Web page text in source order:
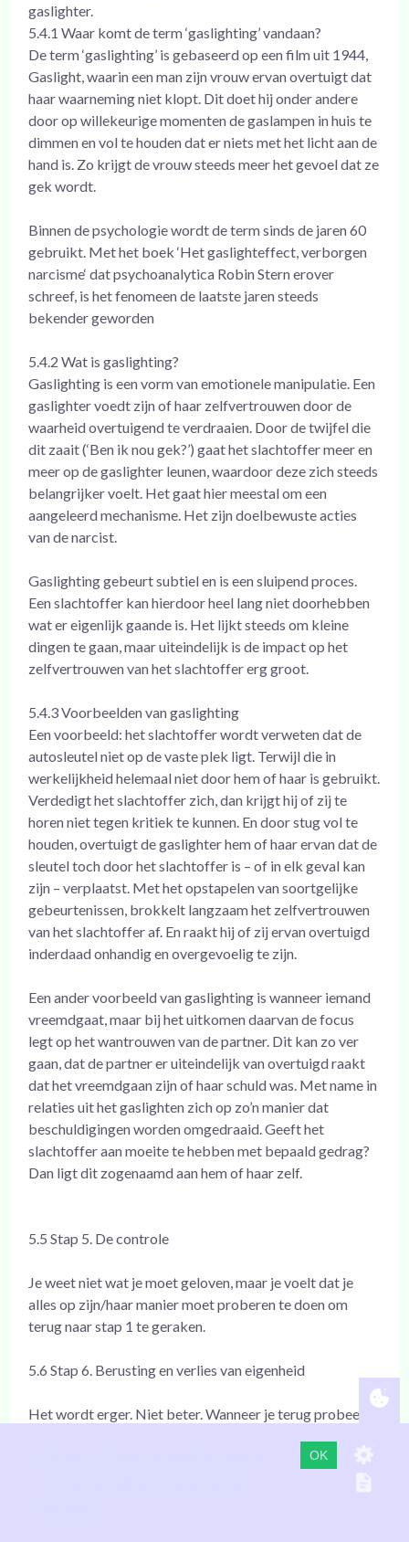
gaslighter.
5.4.1 Waar komt de term ‘gaslighting’ vandaan?
De term ‘gaslighting’ is gebaseerd op een film uit 1944,
Gaslight, waarin een man zijn vrouw ervan overtuigt dat
haar waarneming niet klopt. Dit doet hij onder andere
door op willekeurige momenten de gaslampen in huis te
dimmen en vol te houden dat er niets met het licht aan de
hand is. Zo krijgt de vrouw steeds meer het gevoel dat ze
gek wordt.
Binnen de psychologie wordt de term sinds de jaren 60
gebruikt. Met het boek ‘Het gaslighteffect, verborgen
narcisme‘ dat psychoanalytica Robin Stern erover
schreef, is het fenomeen de laatste jaren steeds
bekender geworden
5.4.2 Wat is gaslighting?
Gaslighting is een vorm van emotionele manipulatie. Een
gaslighter voedt zijn of haar zelfvertrouwen door de
waarheid overtuigend te verdraaien. Door de twijfel die
dit zaait (‘Ben ik nou gek?’) gaat het slachtoffer meer en
meer op de gaslighter leunen, waardoor deze zich steeds
belangrijker voelt. Het gaat hier meestal om een
aangeleerd mechanisme. Het zijn doelbewuste acties
van de narcist.
Gaslighting gebeurt subtiel en is een sluipend proces.
Een slachtoffer kan hierdoor heel lang niet doorhebben
wat er eigenlijk gaande is. Het lijkt steeds om kleine
dingen te gaan, maar uiteindelijk is de impact op het
zelfvertrouwen van het slachtoffer erg groot.
5.4.3 Voorbeelden van gaslighting
Een voorbeeld: het slachtoffer wordt verweten dat de
autosleutel niet op de vaste plek ligt. Terwijl die in
werkelijkheid helemaal niet door hem of haar is gebruikt.
Verdedigt het slachtoffer zich, dan krijgt hij of zij te
horen niet tegen kritiek te kunnen. En door stug vol te
houden, overtuigt de gaslighter hem of haar ervan dat de
sleutel toch door het slachtoffer is – of in elk geval kan
zijn – verplaatst. Met het opstapelen van soortgelijke
gebeurtenissen, brokkelt langzaam het zelfvertrouwen
van het slachtoffer af. En raakt hij of zij ervan overtuigd
inderdaad onhandig en overgevoelig te zijn.
Een ander voorbeeld van gaslighting is wanneer iemand
vreemdgaat, maar bij het uitkomen daarvan de focus
legt op het wantrouwen van de partner. Dit kan zo ver
gaan, dat de partner er uiteindelijk van overtuigd raakt
dat het vreemdgaan zijn of haar schuld was. Met name in
relaties uit het gaslighten zich op zo’n manier dat
beschuldigingen worden omgedraaid. Geeft het
slachtoffer aan moeite te hebben met bepaald gedrag?
Dan ligt dit zogenaamd aan hem of haar zelf.
5.5 Stap 5. De controle
Je weet niet wat je moet geloven, maar je voelt dat je
alles op zijn/haar manier moet proberen te doen om
terug naar stap 1 te geraken.
5.6 Stap 6. Berusting en verlies van eigenheid
Het wordt erger. Niet beter. Wanneer je terug probeert
verhoogt het misbruik. Voor de lieve vrede en om de
OK